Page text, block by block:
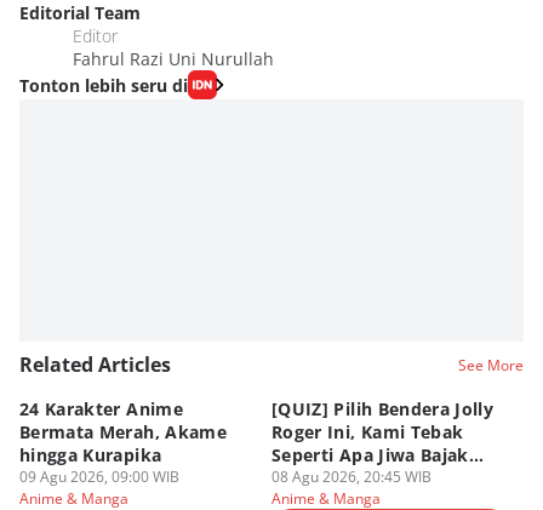
Editorial Team
Editor
Fahrul Razi Uni Nurullah
Tonton lebih seru di
Related Articles See More
24 Karakter Anime
Bermata Merah, Akame
hingga Kurapika
09 Agu 2026, 09:00 WIB
Anime & Manga
[QUIZ] Pilih Bendera Jolly
Roger Ini, Kami Tebak
Seperti Apa Jiwa Bajak
Laut Dalam Dirimu
08 Agu 2026, 20:45 WIB
Anime & Manga